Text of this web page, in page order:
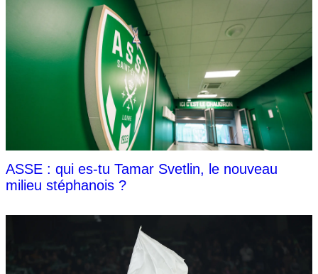
ASSE : qui es-tu Tamar Svetlin, le nouveau
milieu stéphanois ?